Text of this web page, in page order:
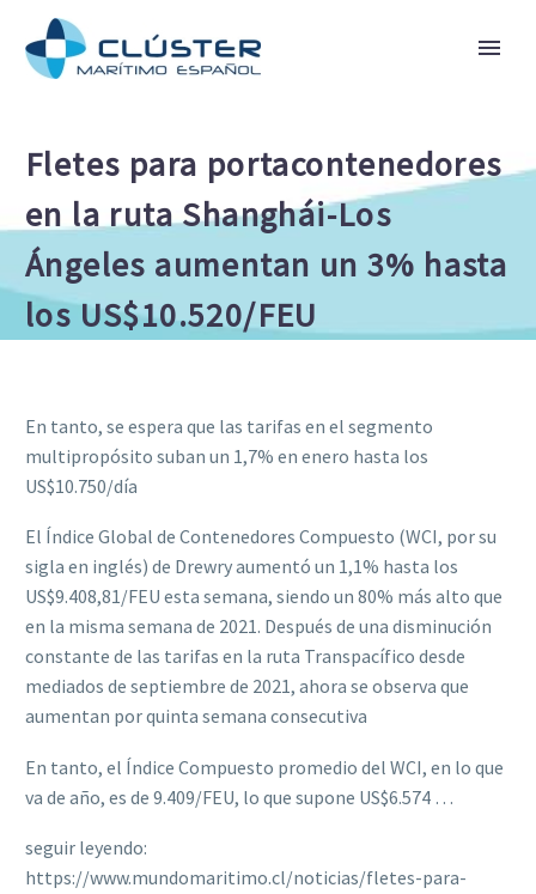
Fletes para portacontenedores
en la ruta Shanghái-Los
Ángeles aumentan un 3% hasta
los US$10.520/FEU
En tanto, se espera que las tarifas en el segmento
multipropósito suban un 1,7% en enero hasta los
US$10.750/día
El Índice Global de Contenedores Compuesto (WCI, por su
sigla en inglés) de Drewry aumentó un 1,1% hasta los
US$9.408,81/FEU esta semana, siendo un 80% más alto que
en la misma semana de 2021. Después de una disminución
constante de las tarifas en la ruta Transpacífico desde
mediados de septiembre de 2021, ahora se observa que
aumentan por quinta semana consecutiva
En tanto, el Índice Compuesto promedio del WCI, en lo que
va de año, es de 9.409/FEU, lo que supone US$6.574 …
seguir leyendo:
https://www.mundomaritimo.cl/noticias/fletes-para-